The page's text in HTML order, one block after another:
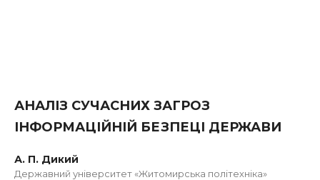
АНАЛІЗ СУЧАСНИХ ЗАГРОЗ
ІНФОРМАЦІЙНІЙ БЕЗПЕЦІ ДЕРЖАВИ
А. П. Дикий
Державний університет «Житомирська політехніка»